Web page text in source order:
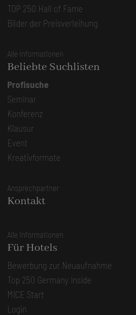
TOP 250 Hall of Fame
Bilder der Preisverleihung
Alle Informationen
Beliebte Suchlisten
Profisuche
Seminar
Konferenz
Klausur
Event
Kreativformate
Ansprechpartner
Kontakt
Alle Informationen
Für Hotels
Bewerbung zur Neuaufnahme
Top 250 Germany Inside
MICE Start
Login